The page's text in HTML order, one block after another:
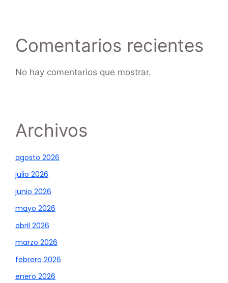
Comentarios recientes
No hay comentarios que mostrar.
Archivos
agosto 2026
julio 2026
junio 2026
mayo 2026
abril 2026
marzo 2026
febrero 2026
enero 2026